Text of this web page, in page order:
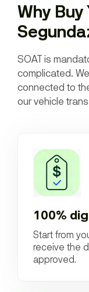
Why Buy
SOAT is
complicated.
connected to
our vehicle
100%
Start from
receive the
approved.